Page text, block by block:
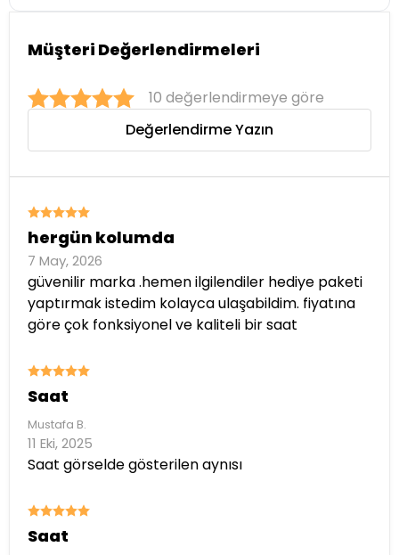
Müşteri Değerlendirmeleri
10 değerlendirmeye göre
Değerlendirme Yazın
hergün kolumda
7 May, 2026
güvenilir marka .hemen ilgilendiler hediye paketi
yaptırmak istedim kolayca ulaşabildim. fiyatına
göre çok fonksiyonel ve kaliteli bir saat
Saat
Mustafa B.
11 Eki, 2025
Saat görselde gösterilen aynısı
Saat